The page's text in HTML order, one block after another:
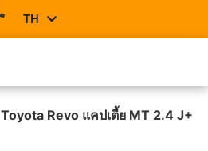
TH
EN
Toyota Revo แคปเตี้ย MT 2.4 J+